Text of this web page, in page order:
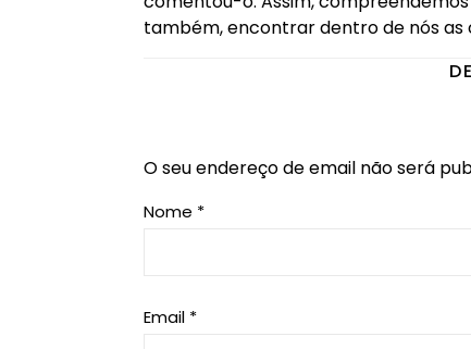
também, encontrar dentro de nós as
O seu endereço de email não será
Nome *
Email *